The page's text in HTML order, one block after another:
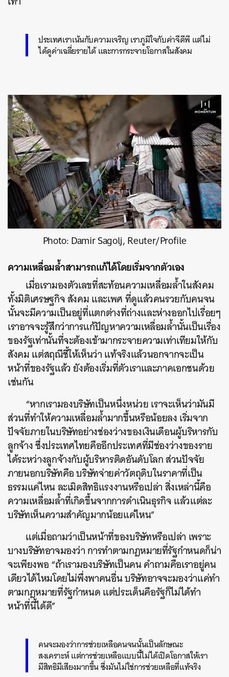
ประเทศเราเน้นกับความเจริญ เราภูมิใจกับค่าจีดีพี แต่ไม่
ได้ดูค่าเฉลี่ยรายได้ และการกระจายโอกาสในสังคม
Photo: Damir Sagolj, Reuter/Profile
ความเหลื่อมล้ำสามารถแก้ได้โดยเริ่มจากตัวเอง
เมื่อเรามองตัวเลขที่สะท้อนความเหลื่อมล้ำในสังคม
ทั้งมิติเศรษฐกิจ สังคม และเพศ ที่ดูแล้วคนรวยกับคนจน
นั้นจะมีความเป็นอยู่ที่แตกต่างที่ถ่างและห่างออกไปเรื่อยๆ
เราอาจจะรู้สึกว่าการแก้ปัญหาความเหลื่อมล้ำนั้นเป็นเรื่อง
ของรัฐเท่านั้นที่จะต้องเข้ามากระจายความเท่าเทียมให้กับ
สังคม แต่สฤณีชี้ให้เห็นว่า แท้จริงแล้วนอกจากจะเป็น
หน้าที่ของรัฐแล้ว ยังต้องเริ่มที่ตัวเราและภาคเอกชนด้วย
เช่นกัน
“หากเรามองบริษัทเป็นหนึ่งหน่วย เราจะเห็นว่ามันมี
ส่วนที่ทำให้ความเหลื่อมล้ำมากขึ้นหรือน้อยลง เริ่มจาก
ปัจจัยภายในบริษัทอย่างช่องว่างของเงินเดือนผู้บริหารกับ
ลูกจ้าง ซึ่งประเทศไทยคืออีกประเทศที่มีช่องว่างของราย
ได้ระหว่างลูกจ้างกับผู้บริหารติดอันดับโลก ส่วนปัจจัย
ภายนอกบริษัทคือ บริษัทจ่ายค่าวัตถุดิบในราคาที่เป็น
ธรรมแค่ไหน ละเมิดสิทธิแรงงานหรือเปล่า สิ่งเหล่านี้คือ
ความเหลื่อมล้ำที่เกิดขึ้นจากการดำเนินธุรกิจ แล้วแต่ละ
บริษัทเห็นความสำคัญมากน้อยแค่ไหน”
แต่เมื่อถามว่าเป็นหน้าที่ของบริษัทหรือเปล่า เพราะ
บางบริษัทอาจมองว่า การทำตามกฎหมายที่รัฐกำหนดก็น่า
จะเพียงพอ “ถ้าเรามองบริษัทเป็นคน คำถามคือเราอยู่คน
เดียวได้ไหมโดยไม่พึ่งพาคนอื่น บริษัทอาจจะมองว่าแค่ทำ
ตามกฎหมายที่รัฐกำหนด แต่ประเด็นคือรัฐก็ไม่ได้ทำ
หน้าที่นี้ได้ดี”
คนจะมองว่าการช่วยเหลือคนจนนั้นเป็นลักษณะ
สงเคราะห์ แต่การช่วยเหลือแบบนี้ไม่ได้เปิดโอกาสให้เรา
มีสิทธิมีเสียงมากขึ้น ซึ่งมันไม่ใช่การช่วยเหลือที่แท้จริง